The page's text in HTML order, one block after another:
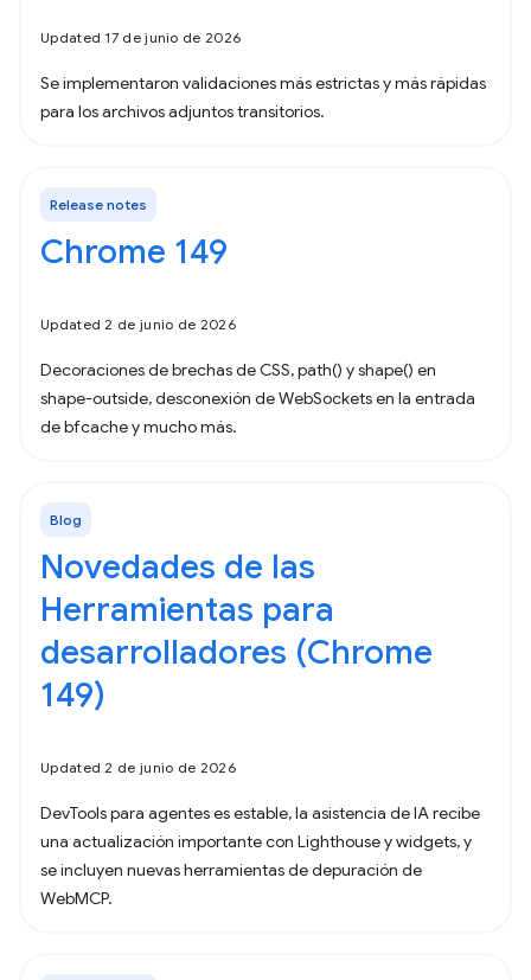
Updated 17 de junio de 2026
Se implementaron validaciones más estrictas y más rápidas
para los archivos adjuntos transitorios.
Release notes
Chrome 149
Updated 2 de junio de 2026
Decoraciones de brechas de CSS, path() y shape() en
shape-outside, desconexión de WebSockets en la entrada
de bfcache y mucho más.
Blog
Novedades de las
Herramientas para
desarrolladores (Chrome
149)
Updated 2 de junio de 2026
DevTools para agentes es estable, la asistencia de IA recibe
una actualización importante con Lighthouse y widgets, y
se incluyen nuevas herramientas de depuración de
WebMCP.